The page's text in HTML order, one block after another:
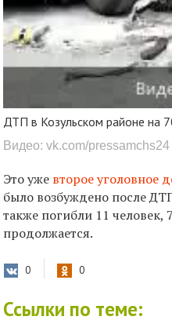
ДТП в Козульском районе на
Видео: vk.com/pressamchs24
Это уже второе уголовное
было возбуждено после
также погибли 11 человек,
продолжается.
0 0
Ссылки по теме: